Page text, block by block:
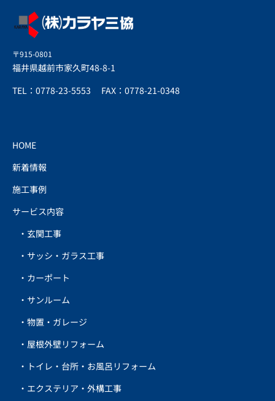
〒915-0801
福井県越前市家久町48-8-1
TEL：0778-23-5553
FAX：0778-21-0348
HOME
新着情報
施工事例
サービス内容
玄関工事
サッシ・ガラス工事
カーポート
サンルーム
物置・ガレージ
屋根外壁リフォーム
トイレ・台所・お風呂リフォーム
エクステリア・外構工事